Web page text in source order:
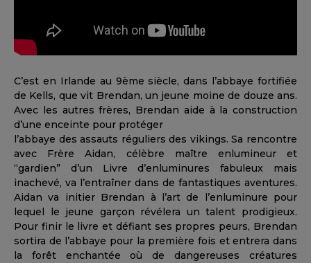
C’est en Irlande au 9ème siècle, dans l’abbaye fortifiée
de Kells, que vit Brendan, un jeune moine de douze ans.
Avec les autres frères, Brendan aide à la construction
d’une enceinte pour protéger
l’abbaye des assauts réguliers des vikings. Sa rencontre
avec Frère Aidan, célèbre maître enlumineur et
“gardien” d’un Livre d’enluminures fabuleux mais
inachevé, va l’entraîner dans de fantastiques aventures.
Aidan va initier Brendan à l’art de l’enluminure pour
lequel le jeune garçon révélera un talent prodigieux.
Pour finir le livre et défiant ses propres peurs, Brendan
sortira de l’abbaye pour la première fois et entrera dans
la forêt enchantée où de dangereuses créatures